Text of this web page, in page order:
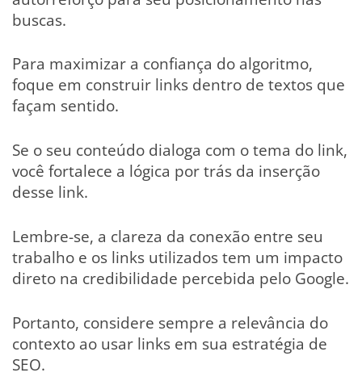
buscas.
Para maximizar a confiança do algoritmo,
foque em construir links dentro de textos que
façam sentido.
Se o seu conteúdo dialoga com o tema do link,
você fortalece a lógica por trás da inserção
desse link.
Lembre-se, a clareza da conexão entre seu
trabalho e os links utilizados tem um impacto
direto na credibilidade percebida pelo Google.
Portanto, considere sempre a relevância do
contexto ao usar links em sua estratégia de
SEO.